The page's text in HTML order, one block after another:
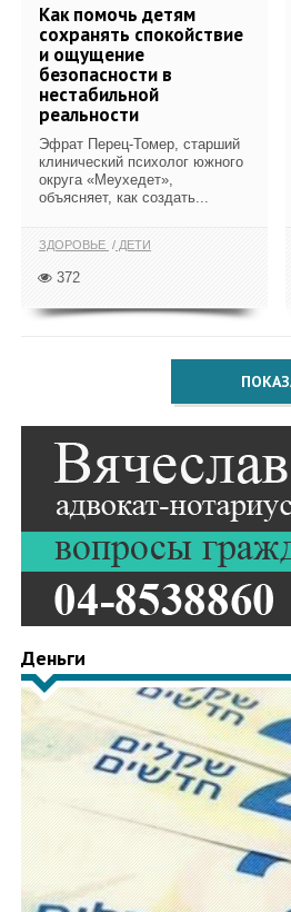
Как помочь детям
сохранять спокойствие
и ощущение
безопасности в
нестабильной
реальности
Эфрат Перец-Томер, старший
клинический психолог южного
округа «Меухедет»,
объясняет, как создать...
ЗДОРОВЬЕ ДЕТИ
372
Деньги